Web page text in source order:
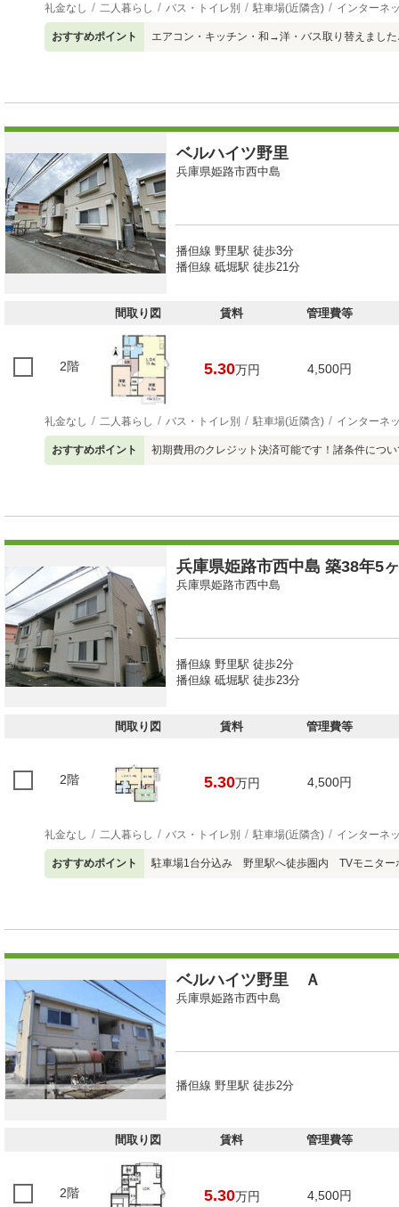
礼金なし 二人暮らし バス・トイレ別 駐車場(近隣含) インターネ
おすすめポイント エアコン・キッチン・和→洋・バス取り替えました
ベルハイツ野里
兵庫県姫路市西中島
播但線 野里駅 徒歩3分
播但線 砥堀駅 徒歩21分
間取り図 賃料 管理費等
2階 5.30万円 4,500円
礼金なし 二人暮らし バス・トイレ別 駐車場(近隣含) インターネ
おすすめポイント 初期費用のクレジット決済可能です！諸条件につ
兵庫県姫路市西中島 築38年5
兵庫県姫路市西中島
播但線 野里駅 徒歩2分
播但線 砥堀駅 徒歩23分
間取り図 賃料 管理費等
2階 5.30万円 4,500円
礼金なし 二人暮らし バス・トイレ別 駐車場(近隣含) インターネ
おすすめポイント 駐車場1台分込み 野里駅へ徒歩圏内 TVモニター
ベルハイツ野里 Ａ
兵庫県姫路市西中島
播但線 野里駅 徒歩2分
間取り図 賃料 管理費等
2階 5.30万円 4,500円